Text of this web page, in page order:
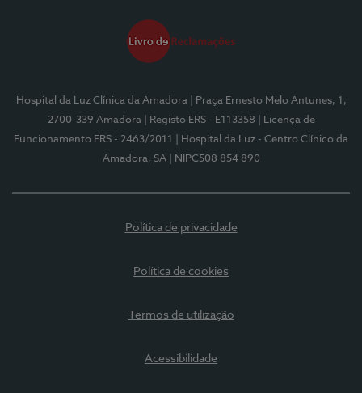
Hospital da Luz Clínica da Amadora
| Praça Ernesto Melo Antunes, 1,
2700-339 Amadora
| Registo ERS - E113358
| Licença de
Funcionamento ERS - 2463/2011
| Hospital da Luz - Centro Clínico da
Amadora, SA
| NIPC508 854 890
Política de privacidade
Política de cookies
Termos de utilização
Acessibilidade